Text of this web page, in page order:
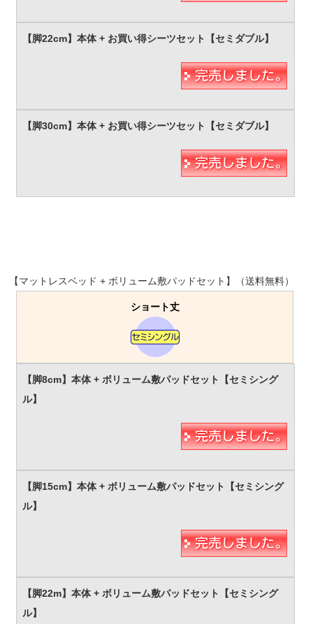
【マットレスベッド + ボリューム敷パッドセット】（送料無料）
ショート丈